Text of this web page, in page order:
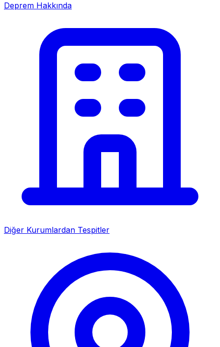
Deprem Hakkında
Diğer Kurumlardan Tespitler